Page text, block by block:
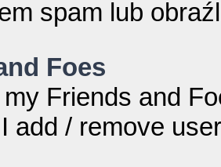
spam lub
Foes
Friends and
add / remove